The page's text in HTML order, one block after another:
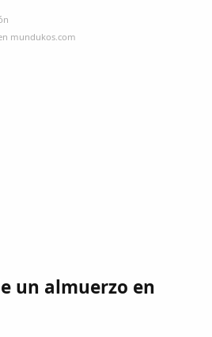
mundukos.com
un almuerzo en